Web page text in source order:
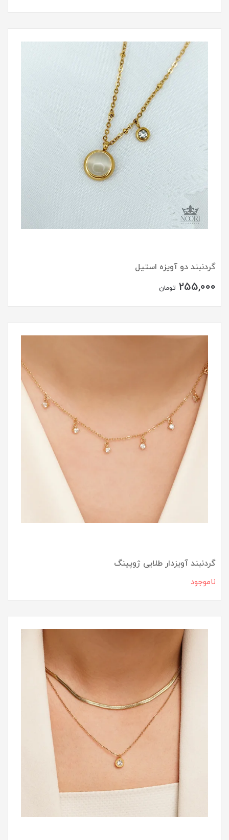
گردنبند دو آویزه استیل
255,000 تومان
گردنبند آویزدار طلایی ژوپینگ
ناموجود